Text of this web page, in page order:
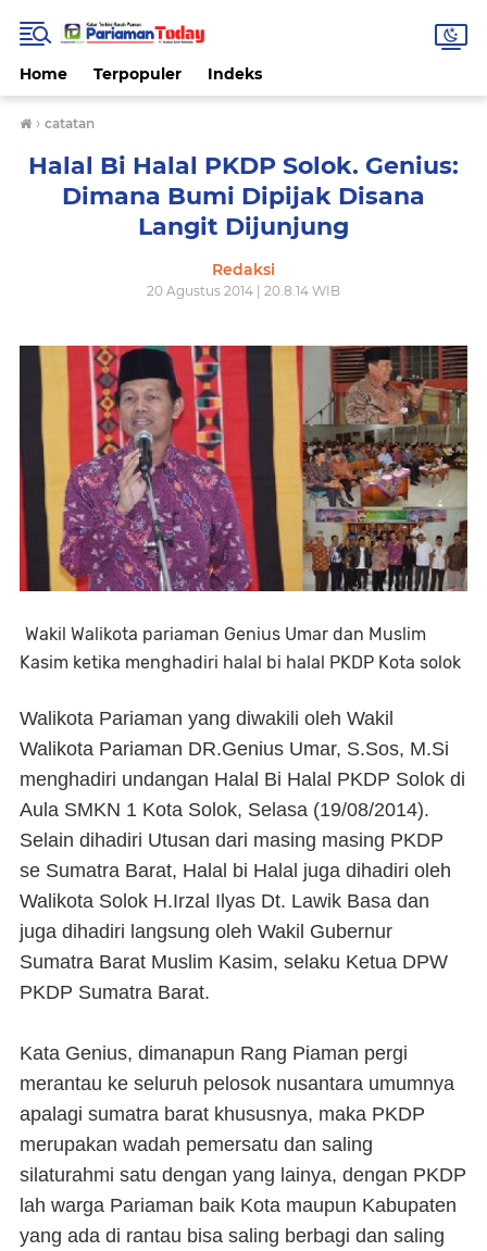
Home Terpopuler Indeks
› catatan
Halal Bi Halal PKDP Solok. Genius:
Dimana Bumi Dipijak Disana
Langit Dijunjung
Redaksi
20 Agustus 2014 | 20.8.14 WIB
Wakil Walikota pariaman Genius Umar dan Muslim
Kasim ketika menghadiri halal bi halal PKDP Kota solok
Walikota Pariaman yang diwakili oleh Wakil
Walikota Pariaman DR.Genius Umar, S.Sos, M.Si
menghadiri undangan Halal Bi Halal PKDP Solok di
Aula SMKN 1 Kota Solok, Selasa (19/08/2014).
Selain dihadiri Utusan dari masing masing PKDP
se Sumatra Barat, Halal bi Halal juga dihadiri oleh
Walikota Solok H.Irzal Ilyas Dt. Lawik Basa dan
juga dihadiri langsung oleh Wakil Gubernur
Sumatra Barat Muslim Kasim, selaku Ketua DPW
PKDP Sumatra Barat.
Kata Genius, dimanapun Rang Piaman pergi
merantau ke seluruh pelosok nusantara umumnya
apalagi sumatra barat khususnya, maka PKDP
merupakan wadah pemersatu dan saling
silaturahmi satu dengan yang lainya, dengan PKDP
lah warga Pariaman baik Kota maupun Kabupaten
yang ada di rantau bisa saling berbagi dan saling